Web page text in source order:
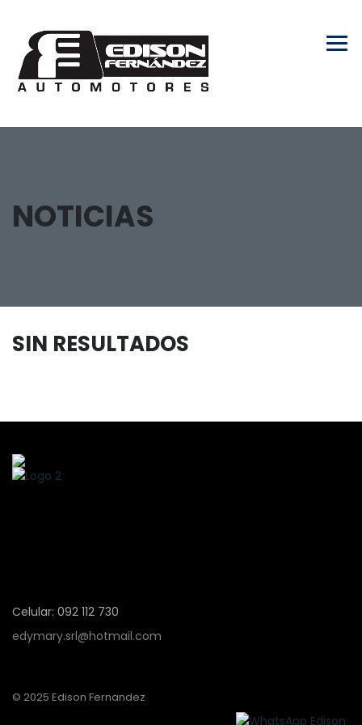
NOTICIAS
SIN RESULTADOS
Celular: 092 112 730
edymary.srl@hotmail.com
© 2025 Edison Fernandez